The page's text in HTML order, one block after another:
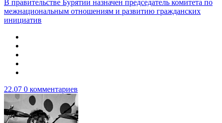
В правительстве Бурятии назначен председатель комитета по
межнациональным отношениям и развитию гражданских
инициатив
22.07 0 комментариев